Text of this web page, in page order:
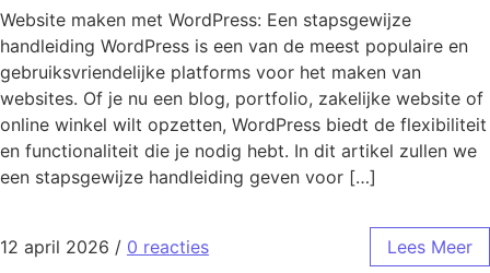
Website maken met WordPress: Een stapsgewijze
handleiding WordPress is een van de meest populaire en
gebruiksvriendelijke platforms voor het maken van
websites. Of je nu een blog, portfolio, zakelijke website of
online winkel wilt opzetten, WordPress biedt de flexibiliteit
en functionaliteit die je nodig hebt. In dit artikel zullen we
een stapsgewijze handleiding geven voor […]
12 april 2026 / 0 reacties Lees Meer